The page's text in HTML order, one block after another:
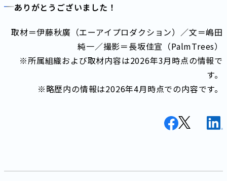
ありがとうございました！
取材＝伊藤秋廣（エーアイプロダクション）／文＝嶋田
純一／撮影＝長坂佳宣（PalmTrees）
※所属組織および取材内容は2026年3月時点の情報で
す。
※略歴内の情報は2026年4月時点での内容です。